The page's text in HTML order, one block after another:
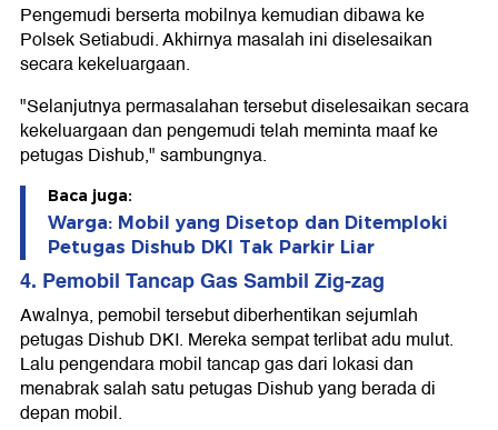
Pengemudi berserta mobilnya kemudian dibawa ke
Polsek Setiabudi. Akhirnya masalah ini diselesaikan
secara kekeluargaan.
"Selanjutnya permasalahan tersebut diselesaikan secara
kekeluargaan dan pengemudi telah meminta maaf ke
petugas Dishub," sambungnya.
Baca juga:
Warga: Mobil yang Disetop dan Ditemploki
Petugas Dishub DKI Tak Parkir Liar
4. Pemobil Tancap Gas Sambil Zig-zag
Awalnya, pemobil tersebut diberhentikan sejumlah
petugas Dishub DKI. Mereka sempat terlibat adu mulut.
Lalu pengendara mobil tancap gas dari lokasi dan
menabrak salah satu petugas Dishub yang berada di
depan mobil.